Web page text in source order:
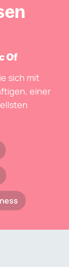
Of
sich mit
einer